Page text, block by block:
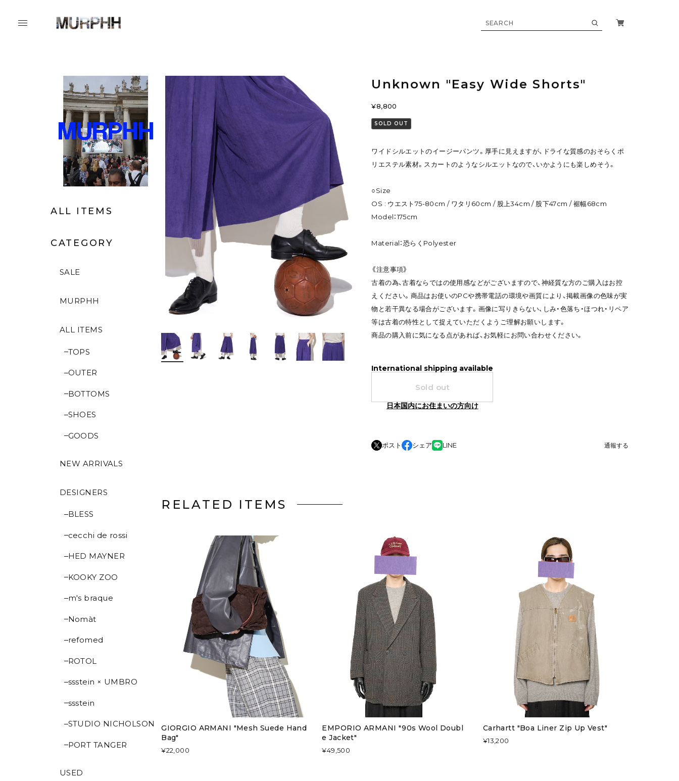
ALL ITEMS
CATEGORY
SALE
MURPHH
ALL ITEMS
TOPS
OUTER
BOTTOMS
SHOES
GOODS
NEW ARRIVALS
DESIGNERS
BLESS
cecchi de rossi
HED MAYNER
KOOKY ZOO
m's braque
Nomàt
refomed
ROTOL
ssstein × UMBRO
ssstein
STUDIO NICHOLSON
PORT TANGER
USED
Unknown "Easy Wide Shorts"
¥8,800
SOLD OUT
ワイドシルエットのイージーパンツ。厚手に見えますが、ドライな質感のおそらくポ
リエステル素材。スカートのようなシルエットなので、いかようにも楽しめそう。
○Size
OS : ウエスト75-80cm / ワタリ60cm / 股上34cm / 股下47cm / 裾幅68cm
Model：175cm
Material：恐らくPolyester
《注意事項》
古着の為、古着ならではの使用感などがございますので、神経質な方のご購入はお控
えください。商品はお使いのPCや携帯電話の環境や画質により、掲載画像の色味が実
物と若干異なる場合がございます。画像に写りきらない、しみ・色落ち・ほつれ・リペア
等は古着の特性として捉えていただくようご理解お願いします。
商品の購入前に気になる点があれば、お気軽にお問い合わせください。
International shipping available
Sold out
日本国内にお住まいの方向け
ポスト シェア LINE 通報する
RELATED ITEMS
GIORGIO ARMANI "Mesh Suede Hand
Bag"
¥22,000
EMPORIO ARMANI "90s Wool Doubl
e Jacket"
¥49,500
Carhartt "Boa Liner Zip Up Vest"
¥13,200